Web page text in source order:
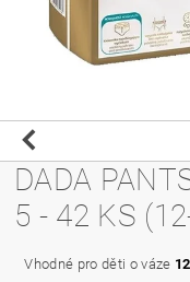
DADA
5 - 42 KS
Vhodné pro děti o váze